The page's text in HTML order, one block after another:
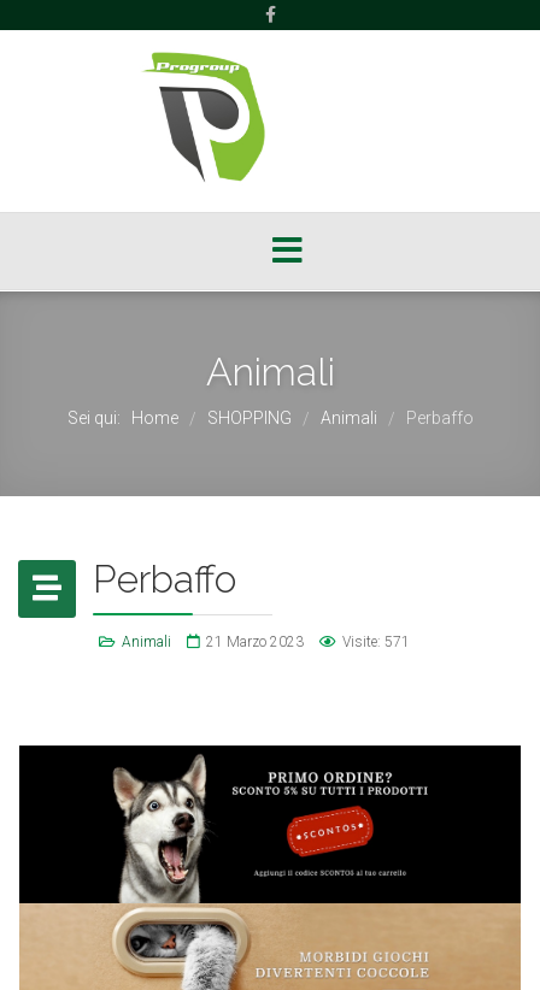
Animali
Sei qui: Home / SHOPPING / Animali / Perbaffo
Perbaffo
Animali 21 Marzo 2023 Visite: 571